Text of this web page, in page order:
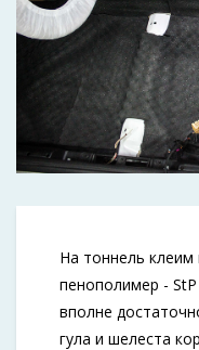
На тоннель клеим
пенополимер -
вполне
гула и шелеста